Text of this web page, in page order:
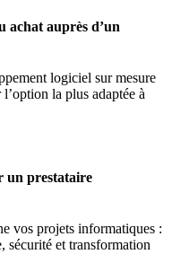
achat auprès d’un
logiciel sur mesure
la plus adaptée à
un prestataire
vos projets informatiques :
sécurité et transformation